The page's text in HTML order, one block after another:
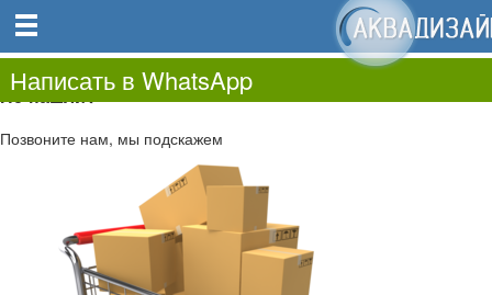
0.00
0
Не нашли?
Позвоните нам, мы подскажем
Написать в WhatsApp